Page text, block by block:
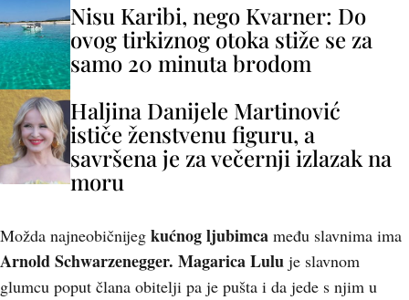
Nisu Karibi, nego Kvarner: Do
ovog tirkiznog otoka stiže se za
samo 20 minuta brodom
Haljina Danijele Martinović
ističe ženstvenu figuru, a
savršena je za večernji izlazak na
moru
Možda najneobičnijeg kućnog ljubimca među slavnima ima
Arnold Schwarzenegger. Magarica Lulu je slavnom
glumcu poput člana obitelji pa je pušta i da jede s njim u